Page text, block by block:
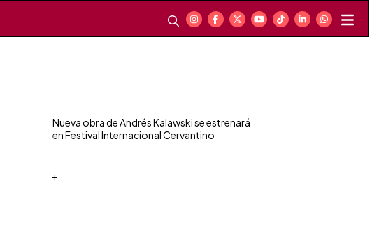
Nueva obra de Andrés Kalawski se estrenará
en Festival Internacional Cervantino
+